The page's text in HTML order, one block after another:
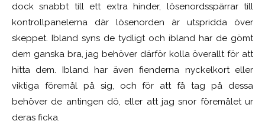
dock snabbt till ett extra hinder, lösenordsspärrar till
kontrollpanelerna där lösenorden är utspridda över
skeppet. Ibland syns de tydligt och ibland har de gömt
dem ganska bra, jag behöver därför kolla överallt för att
hitta dem. Ibland har även fienderna nyckelkort eller
viktiga föremål på sig, och för att få tag på dessa
behöver de antingen dö, eller att jag snor föremålet ur
deras ficka.